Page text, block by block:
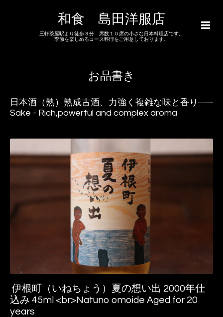
和食 島田洋服店
三軒茶屋駅より徒歩３分 席数１０席の小さな日本料理店です。
季節を楽しめるコース料理をご用意しております。
お品書き
日本酒（熟）熟成古酒、力強く複雑な味と香り
Sake - Rich,powerful and complex aroma
伊根町（いねちょう）夏の想い出 2000年仕
込み 45ml <br>Natuno omoide Aged for 20
years